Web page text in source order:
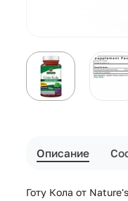
Описание
Готу Кола от